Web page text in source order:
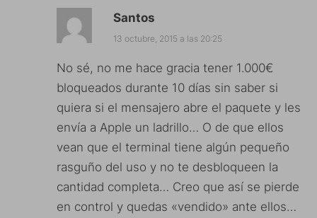
Santos
13 octubre, 2015 a las 20:25
No sé, no me hace gracia tener 1.000€
bloqueados durante 10 días sin saber si
quiera si el mensajero abre el paquete y les
envía a Apple un ladrillo… O de que ellos
vean que el terminal tiene algún pequeño
rasguño del uso y no te desbloqueen la
cantidad completa… Creo que así se pierde
en control y quedas «vendido» ante ellos…